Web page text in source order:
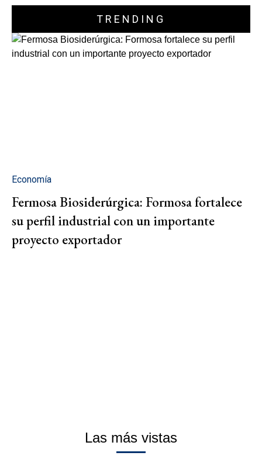
TRENDING
Economía
Fermosa Biosiderúrgica: Formosa fortalece
su perfil industrial con un importante
proyecto exportador
Las más vistas